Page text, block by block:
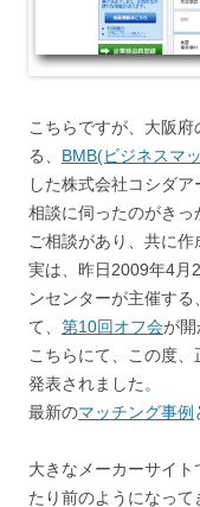
こちらですが、大阪
る、 BMB(ビジネスマ
した株式会社コシダ
相談に伺ったのがきっ
ご相談があり、共に作
実は、昨日2009年4月
ンセンターが主催する、
て、 第10回オフ会が開
こちらにて、この度、
発表されました。
最新のマッチング事例
大きなメーカーサイ
たり前のようになっ